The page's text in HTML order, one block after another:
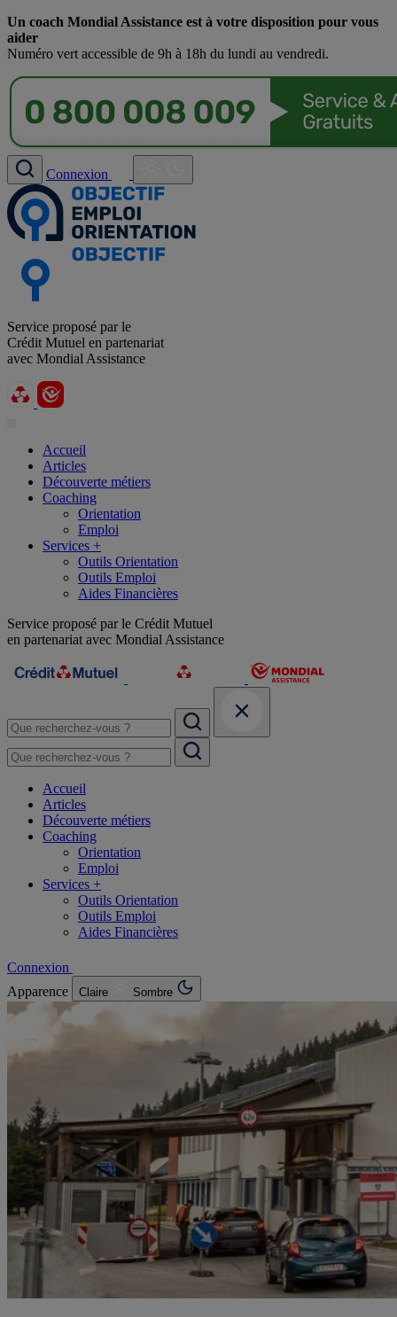
Un coach Mondial Assistance est à votre disposition pour vous
aider
Numéro vert accessible de 9h à 18h du lundi au vendredi.
Connexion
Service proposé par le
Crédit Mutuel en partenariat
avec Mondial Assistance
Accueil
Articles
Découverte métiers
Coaching
Orientation
Emploi
Services +
Outils Orientation
Outils Emploi
Aides Financières
Service proposé par le Crédit Mutuel
en partenariat avec Mondial Assistance
Accueil
Articles
Découverte métiers
Coaching
Orientation
Emploi
Services +
Outils Orientation
Outils Emploi
Aides Financières
Connexion
Apparence
Claire Sombre